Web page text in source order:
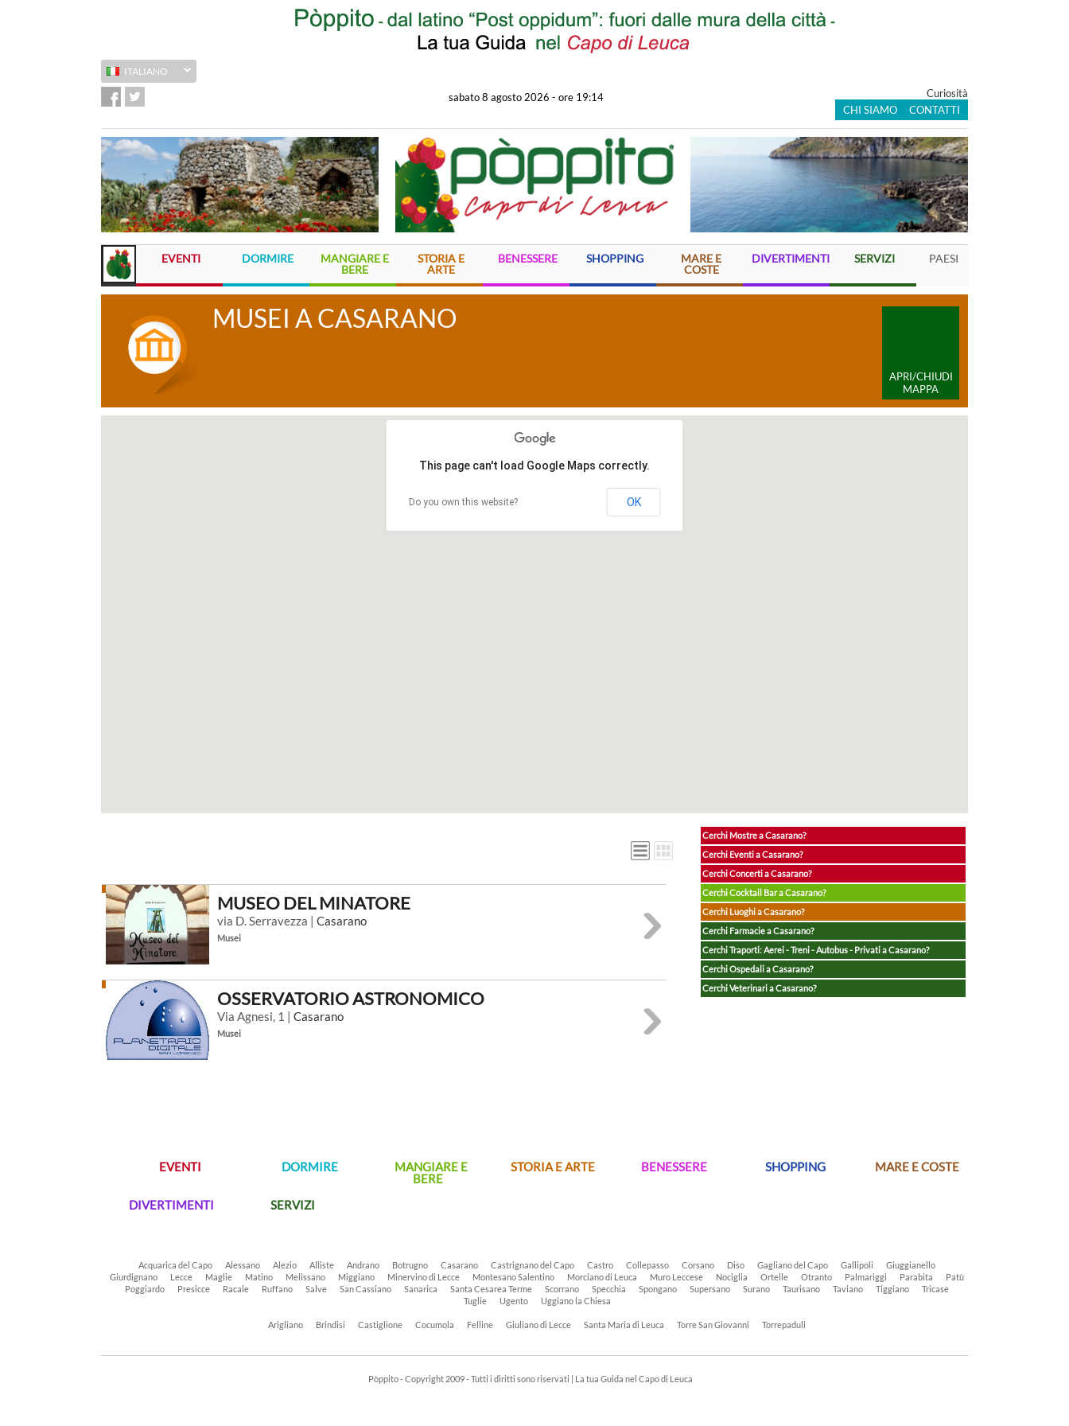
ITALIANO
sabato 8 agosto 2026 - ore 19:14
Curiosità
CHI SIAMO
CONTATTI
EVENTI DORMIRE
MANGIARE E
BERE
STORIA E
ARTE
BENESSERE SHOPPING
MARE E
COSTE
DIVERTIMENTI SERVIZI PAESI
MUSEI A CASARANO
APRI/CHIUDI
MAPPA
This page can't load Google Maps correctly.
Do you own this website? OK
MUSEO DEL MINATORE
via D. Serravezza | Casarano
Musei
OSSERVATORIO ASTRONOMICO
Via Agnesi, 1 | Casarano
Musei
Cerchi Mostre a Casarano?
Cerchi Eventi a Casarano?
Cerchi Concerti a Casarano?
Cerchi Cocktail Bar a Casarano?
Cerchi Luoghi a Casarano?
Cerchi Farmacie a Casarano?
Cerchi Traporti: Aerei - Treni - Autobus - Privati a Casarano?
Cerchi Ospedali a Casarano?
Cerchi Veterinari a Casarano?
EVENTI DORMIRE
MANGIARE E
BERE
STORIA E ARTE BENESSERE SHOPPING MARE E COSTE
DIVERTIMENTI SERVIZI
Acquarica del Capo Alessano Alezio Alliste Andrano Botrugno Casarano Castrignano del Capo Castro Collepasso Corsano Diso Gagliano del Capo Gallipoli
Giuggianello
Giurdignano
Lecce Maglie Matino Melissano Miggiano Minervino di Lecce Montesano Salentino Morciano di Leuca Muro Leccese Nociglia Ortelle Otranto Palmariggi Parabita
Patù
Poggiardo
Presicce Racale Ruffano Salve San Cassiano Sanarica Santa Cesarea Terme Scorrano Specchia Spongano Supersano Surano Taurisano Taviano Tiggiano
Tricase
Tuglie
Ugento Uggiano la Chiesa
Arigliano Brindisi Castiglione Cocumola Felline Giuliano di Lecce Santa Maria di Leuca Torre San Giovanni Torrepaduli
Pòppito - Copyright 2009 - Tutti i diritti sono riservati | La tua Guida nel Capo di Leuca